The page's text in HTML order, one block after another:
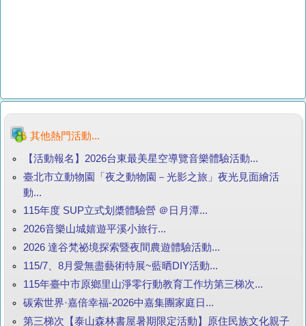
其他熱門活動...
【活動報名】2026台東最美星空導覽音樂體驗活動...
臺北市立動物園「夜之動物園－光影之旅」夜光見面繪活
動...
115年度 SUP立式划槳體驗營 ＠日月潭...
2026音樂山城嬉遊平溪小旅行...
2026 達谷梵祕境探索暨夜間農遊體驗活動...
115/7、8月愛無盡藝術特展~藍晒DIY活動...
115年臺中市原鄉里山淨零行動教育工作坊第三梯次...
碳索世界·嘉倍幸福-2026中嘉集團家庭日...
第三梯次【泰山森林書屋暑期限定活動】原住民族文化親子